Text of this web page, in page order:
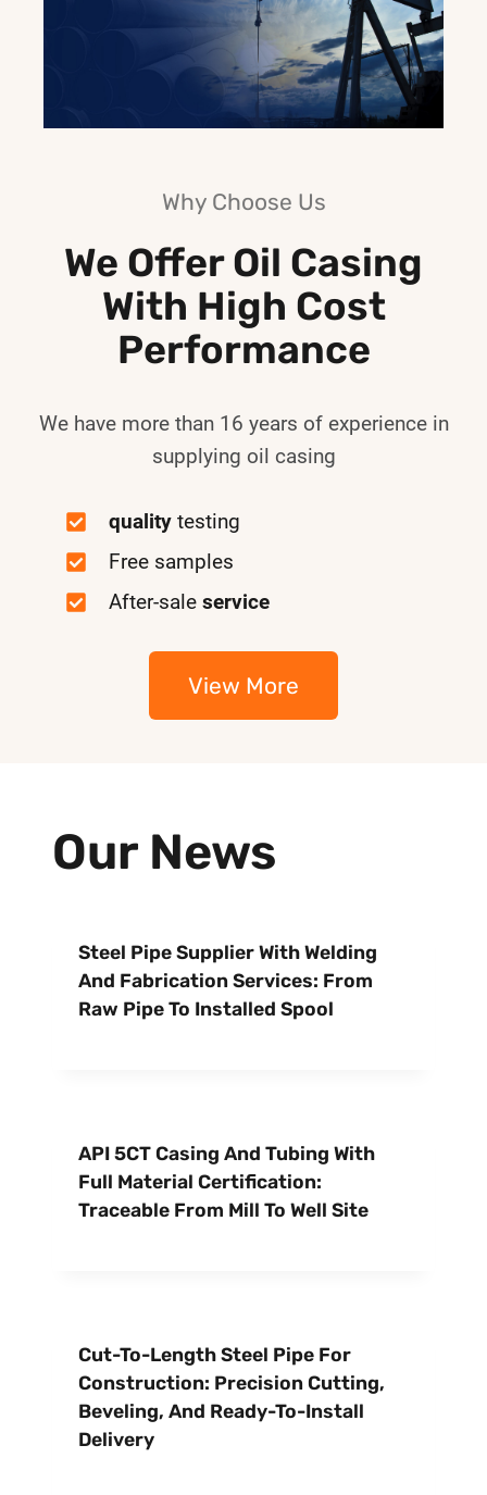
Why Choose Us
We Offer Oil Casing
With High Cost
Performance
We have more than 16 years of experience in
supplying oil casing
quality testing
Free samples
After-sale service
View More
Our News
Steel Pipe Supplier With Welding
And Fabrication Services: From
Raw Pipe To Installed Spool
API 5CT Casing And Tubing With
Full Material Certification:
Traceable From Mill To Well Site
Cut-To-Length Steel Pipe For
Construction: Precision Cutting,
Beveling, And Ready-To-Install
Delivery